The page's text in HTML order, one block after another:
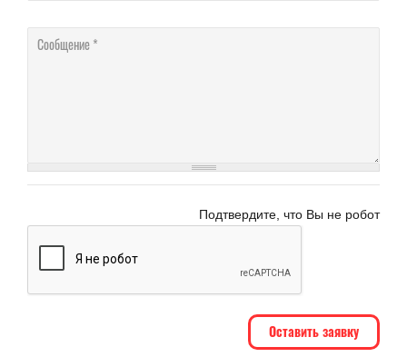
Подтвердите, что Вы не робот